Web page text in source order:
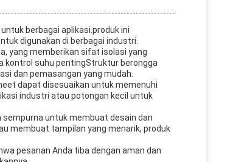
berbagai aplikasi.produk ini
digunakan di berbagai industri.
yang memberikan sifat isolasi yang
kontrol suhu pentingStruktur berongga
dan pemasangan yang mudah.
dapat disesuaikan untuk memenuhi
industri atau potongan kecil untuk
untuk membuat desain dan
membuat tampilan yang menarik, produk
pesanan Anda tiba dengan aman dan